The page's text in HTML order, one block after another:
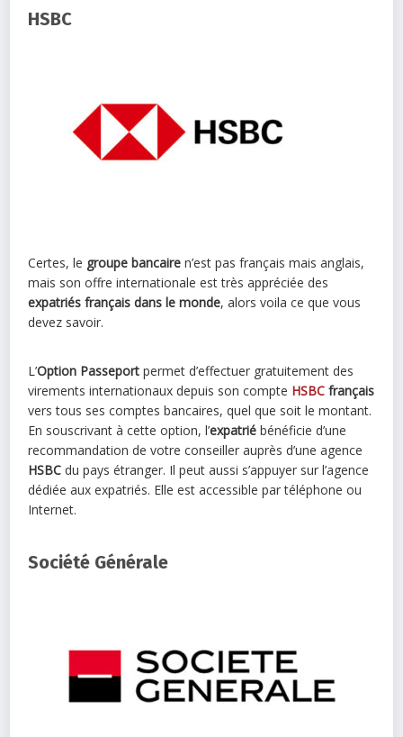
HSBC
Certes, le groupe bancaire n’est pas français mais anglais,
mais son offre internationale est très appréciée des
expatriés français dans le monde, alors voila ce que vous
devez savoir.
L’Option Passeport permet d’effectuer gratuitement des
virements internationaux depuis son compte HSBC français
vers tous ses comptes bancaires, quel que soit le montant.
En souscrivant à cette option, l’expatrié bénéficie d’une
recommandation de votre conseiller auprès d’une agence
HSBC du pays étranger. Il peut aussi s’appuyer sur l’agence
dédiée aux expatriés. Elle est accessible par téléphone ou
Internet.
Société Générale